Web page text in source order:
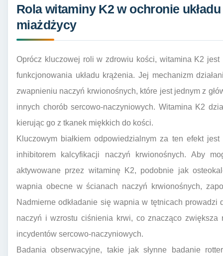
Rola witaminy K2 w ochronie
miażdżycy
Oprócz kluczowej roli w zdrowiu kości, witamina K2 jest
funkcjonowania układu krążenia. Jej mechanizm
zwapnieniu naczyń krwionośnych, które jest jednym z
innych chorób sercowo-naczyniowych. Witamina K2
kierując go z tkanek miękkich do kości.
Kluczowym białkiem odpowiedzialnym za ten efekt
inhibitorem kalcyfikacji naczyń krwionośnych. Aby
aktywowane przez witaminę K2, podobnie jak
wapnia obecne w ścianach naczyń krwionośnych,
Nadmierne odkładanie się wapnia w tętnicach prowadzi
naczyń i wzrostu ciśnienia krwi, co znacząco zwiększa
incydentów sercowo-naczyniowych.
Badania obserwacyjne, takie jak słynne badanie